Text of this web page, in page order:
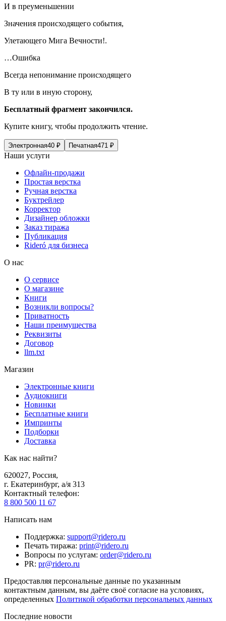
И в преуменьшении
Значения происходящего события,
Улетающего Мига Вечности!.
…Ошибка
Всегда непонимание происходящего
В ту или в иную сторону,
Бесплатный фрагмент закончился.
Купите книгу, чтобы продолжить чтение.
Электронная40 ₽ Печатная471 ₽
Наши услуги
Офлайн-продажи
Простая верстка
Ручная верстка
Буктрейлер
Корректор
Дизайнер обложки
Заказ тиража
Публикация
Rideró для бизнеса
О нас
О сервисе
О магазине
Книги
Возникли вопросы?
Приватность
Наши преимущества
Реквизиты
Договор
llm.txt
Магазин
Электронные книги
Аудиокниги
Новинки
Бесплатные книги
Импринты
Подборки
Доставка
Как нас найти?
620027, Россия,
г. Екатеринбург, а/я 313
Контактный телефон:
8 800 500 11 67
Написать нам
Поддержка: support@ridero.ru
Печать тиража: print@ridero.ru
Вопросы по услугам: order@ridero.ru
PR: pr@ridero.ru
Предоставляя персональные данные по указанным
контактным данным, вы даёте своё согласие на условиях,
определенных Политикой обработки персональных данных
Последние новости